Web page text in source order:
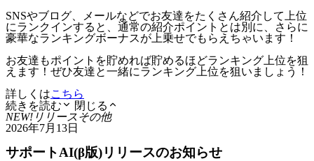
SNSやブログ、メールなどでお友達をたくさん紹介して上位
にランクインすると、通常の紹介ポイントとは別に、さらに
豪華なランキングボーナスが上乗せでもらえちゃいます！
お友達もポイントを貯めれば貯めるほどランキング上位を狙
えます！ぜひ友達と一緒にランキング上位を狙いましょう！
詳しくはこちら
続きを読む
閉じる
NEW! リリースその他
2026年7月13日
サポートAI(β版)リリースのお知らせ